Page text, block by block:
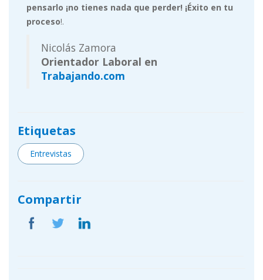
pensarlo ¡no tienes nada que perder! ¡Éxito en tu
proceso!.
Nicolás Zamora
Orientador Laboral en
Trabajando.com
Etiquetas
Entrevistas
Compartir